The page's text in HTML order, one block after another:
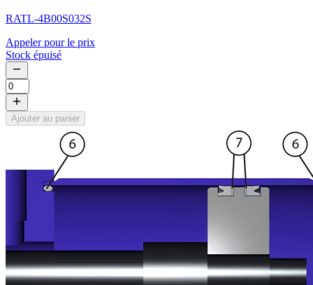
RATL-4B00S032S
Appeler pour le prix
Stock épuisé
Ajouter au panier